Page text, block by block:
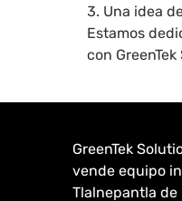
Una idea
Estamos
con
GreenTek
vende equipo
Tlalnepantla de